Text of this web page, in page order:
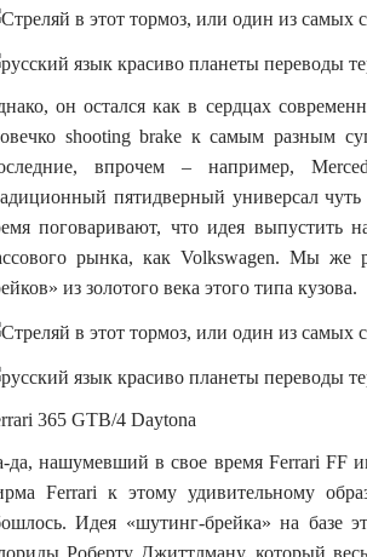
он остался как в сердцах
shooting brake к самым разным
впрочем – например,
пятидверный универсал
поговаривают, что идея выпустить
рынка, как Volkswagen. Мы же
из золотого века этого типа кузова.
365 GTB/4 Daytona
да, нашумевший в свое время Ferrari FF
Ferrari к этому удивительному
Идея «шутинг-брейка» на базе
Роберту Джиттлману, который